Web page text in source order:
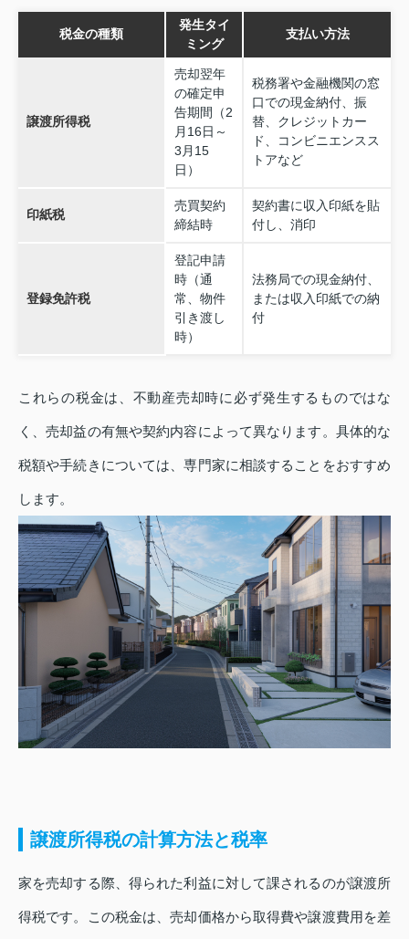
税金の種類
発生タイ
ミング
支払い方法
譲渡所得税
売却翌年
の確定申
告期間（2
月16日～
3月15
日）
税務署や金融機関の窓
口での現金納付、振
替、クレジットカー
ド、コンビニエンスス
トアなど
印紙税
売買契約
締結時
契約書に収入印紙を貼
付し、消印
登録免許税
登記申請
時（通
常、物件
引き渡し
時）
法務局での現金納付、
または収入印紙での納
付
これらの税金は、不動産売却時に必ず発生するものではな
く、売却益の有無や契約内容によって異なります。具体的な
税額や手続きについては、専門家に相談することをおすすめ
します。
譲渡所得税の計算方法と税率
家を売却する際、得られた利益に対して課されるのが譲渡所
得税です。この税金は、売却価格から取得費や譲渡費用を差